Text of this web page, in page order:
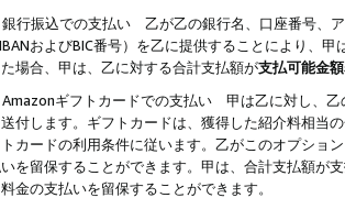
銀行振込での支払い 乙が乙の銀行名、口座番号、
およびBIC番号）を乙に提供することにより、
場合、甲は、乙に対する合計支払額が支払可能金
Amazonギフトカードでの支払い 甲は乙に対し、乙
付します。ギフトカードは、獲得した紹介料相当
カードの利用条件に従います。乙がこのオプショ
を留保することができます。甲は、合計支払額が
金の支払いを留保することができます。